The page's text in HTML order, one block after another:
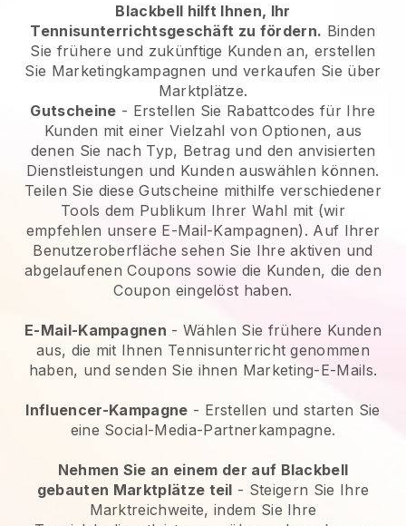
Blackbell hilft Ihnen, Ihr
Tennisunterrichtsgeschäft zu fördern. Binden
Sie frühere und zukünftige Kunden an, erstellen
Sie Marketingkampagnen und verkaufen Sie über
Marktplätze.
Gutscheine - Erstellen Sie Rabattcodes für Ihre
Kunden mit einer Vielzahl von Optionen, aus
denen Sie nach Typ, Betrag und den anvisierten
Dienstleistungen und Kunden auswählen können.
Teilen Sie diese Gutscheine mithilfe verschiedener
Tools dem Publikum Ihrer Wahl mit (wir
empfehlen unsere E-Mail-Kampagnen). Auf Ihrer
Benutzeroberfläche sehen Sie Ihre aktiven und
abgelaufenen Coupons sowie die Kunden, die den
Coupon eingelöst haben.
E-Mail-Kampagnen - Wählen Sie frühere Kunden
aus, die mit Ihnen Tennisunterricht genommen
haben, und senden Sie ihnen Marketing-E-Mails.
Influencer-Kampagne - Erstellen und starten Sie
eine Social-Media-Partnerkampagne.
Nehmen Sie an einem der auf Blackbell
gebauten Marktplätze teil - Steigern Sie Ihre
Marktreichweite, indem Sie Ihre